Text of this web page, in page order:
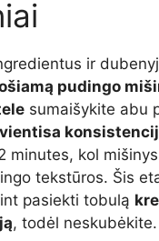
ir
pudingo
sumaišykite abu
vientisa
minutes, kol
tekstūros. Šis
pasiekti tobulą
, todėl neskubėkite.